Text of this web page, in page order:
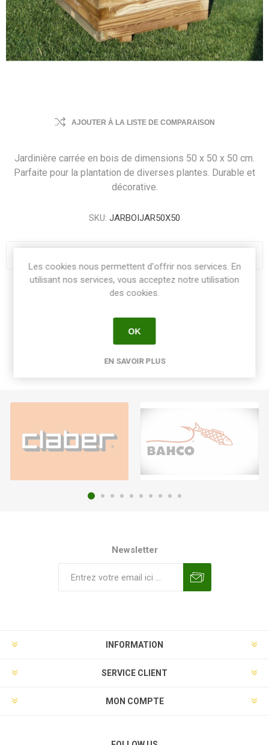
AJOUTER À LA LISTE DE COMPARAISON
Jardinière carrée en bois de dimensions 50 x 50 x 50 cm.
Parfaite pour la plantation de diverses plantes. Durable et
décorative.
SKU: JARBOIJAR50X50
Share:
Newsletter
INFORMATION
SERVICE CLIENT
MON COMPTE
Les cookies nous permettent d'offrir nos services. En
utilisant nos services, vous acceptez notre utilisation
des cookies.
OK
EN SAVOIR PLUS